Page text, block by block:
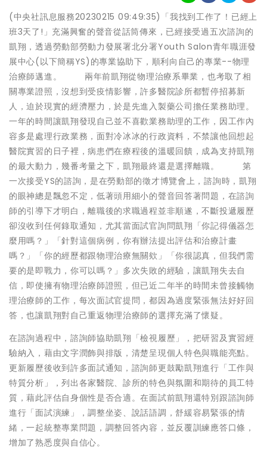
(中央社訊息服務20230215 09:49:35)「我找到工作了！已經上
班3天了!」充滿興奮的聲音從話筒傳來，已經接受過五次諮詢的
凱翔，透過勞動部勞動力發展署北分署Youth Salon青年職涯發
展中心(以下簡稱YS)的專業協助下，順利向自己的專業--物理
治療師邁進。 兩年前凱翔從物理治療系畢業，也考取了相
關專業證照，沒想到受疫情影響，許多醫院診所都暫停招募新
人，迫於現實的經濟壓力，於是先進入製藥公司擔任業務助理。
一年的時間讓凱翔發現自己並不喜歡業務助理的工作，因工作內
容多是處理行政業務，面對冷冰冰的行政資料，不禁讓他回想起
醫院實習的日子裡，病患們在療程後的溫暖回饋，成為支持凱翔
的最大動力，幾番考量之下，凱翔最終還是選擇離職。 第
一次接受YS的諮詢，是在勞動部的徵才博覽會上，諮詢時，凱翔
的眼神總是飄忽不定，低著頭用細小的聲音回答著問題，在諮詢
師的引導下才明白，離職後的求職過程並非順遂，不斷投遞履歷
卻沒收到任何錄取通知，尤其當面試官詢問凱翔「你記得儀器怎
麼用嗎？」「針對這個病例，你有辦法提出評估和治療計畫
嗎？」「你的經歷都跟物理治療無關欸」「你很認真，但我們需
要的是即戰力，你可以嗎？」多次失敗的經驗，讓凱翔失去自
信，即使擁有物理治療師證照，但已近二年半的時間未曾接觸物
理治療師的工作，每次面試官提問，都因為過度緊張無法好好回
答，也讓凱翔對自己重返物理治療師的選擇充滿了懷疑。
在諮詢過程中，諮詢師協助凱翔「檢視履歷」，把研習及實習經
驗納入，藉由文字潤飾與排版，清楚呈現個人特色與職能亮點。
更新履歷後收到許多面試通知，諮詢師更鼓勵凱翔進行「工作與
特質分析」，列出各家醫院、診所的特色與氛圍和期待的員工特
質，藉此評估自身個性是否合適。在面試前凱翔還特別跟諮詢師
進行「面試演練」，調整坐姿、說話語調，舒緩容易緊張的情
緒，一起統整專業問題，調整回答內容，並反覆訓練應答口條，
增加了熟悉度與自信心。